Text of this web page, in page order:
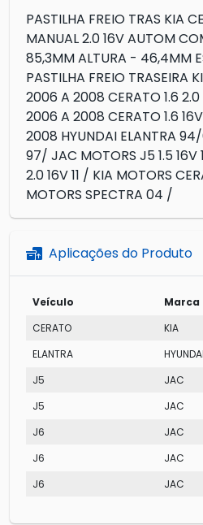
PASTILHA FREIO TRAS KIA
MANUAL 2.0 16V AUTOM
85,3MM ALTURA - 46,4MM
PASTILHA FREIO TRASEIRA
2006 A 2008 CERATO 1.6
2006 A 2008 CERATO 1.6
2008 HYUNDAI ELANTRA
97/ JAC MOTORS J5 1.5 16V
2.0 16V 11 / KIA MOTORS
MOTORS SPECTRA 04 /
Aplicações do Produto
Veículo Marca
CERATO
KIA
ELANTRA
HYUNDAI
J5
JAC
J5
JAC
J6
JAC
J6
JAC
J6
JAC